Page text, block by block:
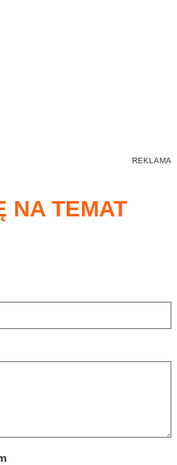
NA TEMAT